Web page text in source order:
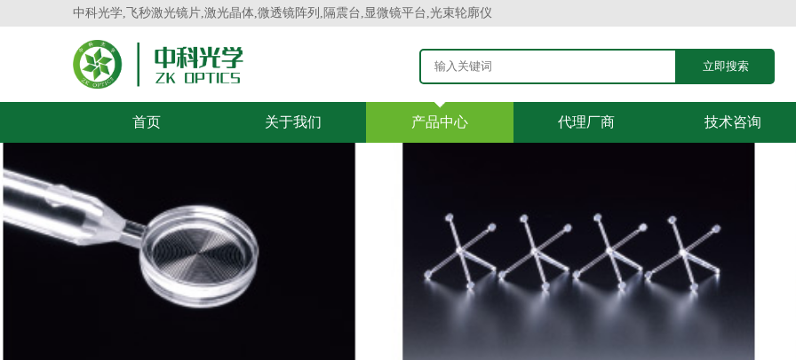
中科光学,飞秒激光镜片,激光晶体,微透镜阵列,隔震台,显微镜平台,光束轮廓仪
首页 关于我们 产品中心 代理厂商 技术咨询